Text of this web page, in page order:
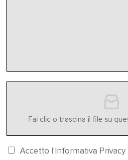
Fai clic o trascina il file su
Accetto l'Informativa Privacy